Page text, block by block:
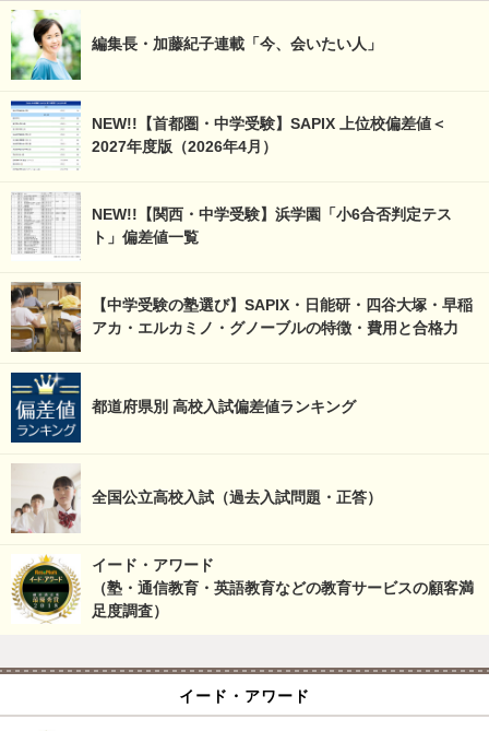
編集長・加藤紀子連載「今、会いたい人」
NEW!!【首都圏・中学受験】SAPIX 上位校偏差値＜
2027年度版（2026年4月）
NEW!!【関西・中学受験】浜学園「小6合否判定テス
ト」偏差値一覧
【中学受験の塾選び】SAPIX・日能研・四谷大塚・早稲
アカ・エルカミノ・グノーブルの特徴・費用と合格力
都道府県別 高校入試偏差値ランキング
全国公立高校入試（過去入試問題・正答）
イード・アワード
（塾・通信教育・英語教育などの教育サービスの顧客満
足度調査）
イード・アワード